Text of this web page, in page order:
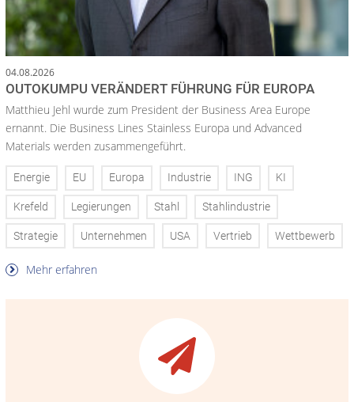
04.08.2026
OUTOKUMPU VERÄNDERT FÜHRUNG FÜR EUROPA
Matthieu Jehl wurde zum President der Business Area Europe
ernannt. Die Business Lines Stainless Europa und Advanced
Materials werden zusammengeführt.
Energie EU Europa Industrie ING KI
Krefeld Legierungen Stahl Stahlindustrie
Strategie Unternehmen USA Vertrieb Wettbewerb
Mehr erfahren